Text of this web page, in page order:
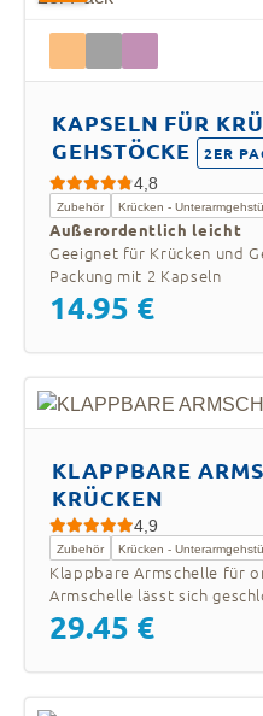
zum
Produkt
KAPSELN FÜR
GEHSTÖCKE 2ER
4,8
Zubehör Krücken -
Außerordentlich leicht
Geeignet für Krücken und
Packung mit 2 Kapseln
14.95 €
KLAPPBARE
KRÜCKEN
4,9
Zubehör Krücken -
Klappbare Armschelle für
Armschelle lässt sich
29.45 €